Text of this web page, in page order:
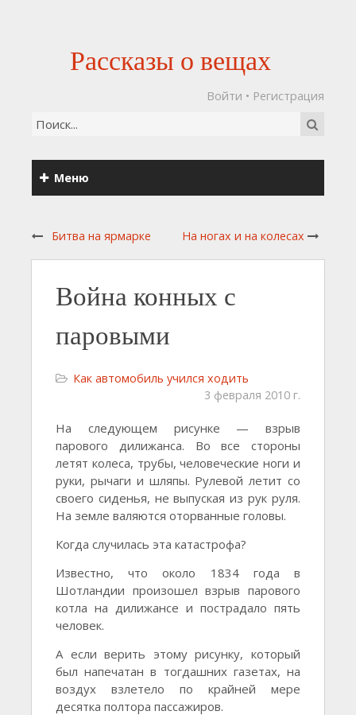
Рассказы о вещах
Войти • Регистрация
Меню
Битва на ярмарке На ногах и на колесах
Война конных с
паровыми
Как автомобиль учился ходить
3 февраля 2010 г.
На следующем рисунке — взрыв
парового дилижанса. Во все стороны
летят колеса, трубы, человеческие ноги и
руки, рычаги и шляпы. Рулевой летит со
своего сиденья, не выпуская из рук руля.
На земле валяются оторванные головы.
Когда случилась эта катастрофа?
Известно, что около 1834 года в
Шотландии произошел взрыв парового
котла на дилижансе и пострадало пять
человек.
А если верить этому рисунку, который
был напечатан в тогдашних газетах, на
воздух взлетело по крайней мере
десятка полтора пассажиров.